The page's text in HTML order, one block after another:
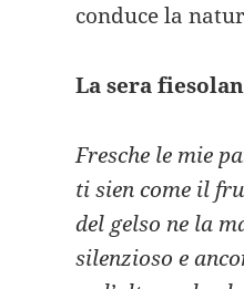
conduce la
La sera
Fresche le mie
ti sien come il
del gelso ne la
silenzioso e